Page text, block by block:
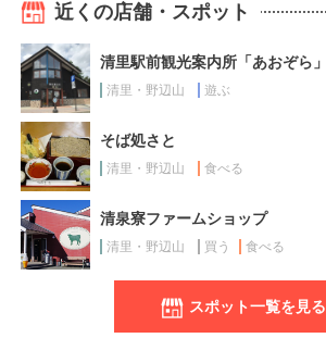
近くの店舗・スポット
清里駅前観光案内所「あおぞら」
清里・野辺山 遊ぶ
そば処さと
清里・野辺山 食べる
清泉寮ファームショップ
清里・野辺山 買う 食べる
スポット一覧を見る